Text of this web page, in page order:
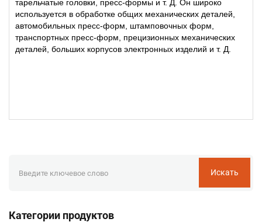
тарельчатые головки, пресс-формы и т. Д. Он широко
используется в обработке общих механических деталей,
автомобильных пресс-форм, штамповочных форм,
транспортных пресс-форм, прецизионных механических
деталей, больших корпусов электронных изделий и т. Д.
Искать
Категории продуктов